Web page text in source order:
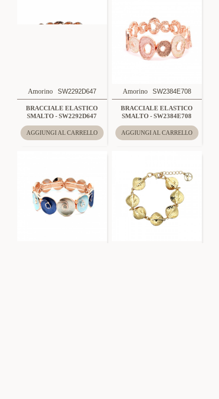
Amorino SW2292D647
BRACCIALE ELASTICO
SMALTO - SW2292D647
AGGIUNGI AL CARRELLO
Amorino SW2384E708
BRACCIALE ELASTICO
SMALTO - SW2384E708
AGGIUNGI AL CARRELLO